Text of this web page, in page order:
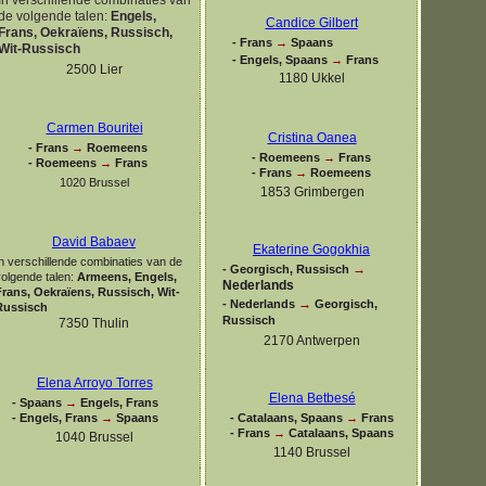
volgende talen: Engels,
Oekraïens, Russisch,
Russisch
2500 Lier
Carmen Bouritei
- Frans → Roemeens
- Roemeens → Frans
1020 Brussel
David Babaev
verschillende combinaties van de
talen: Armeens, Engels,
Oekraïens, Russisch, Wit-
7350 Thulin
Elena Arroyo Torres
- Spaans → Engels, Frans
- Engels, Frans → Spaans
1040 Brussel
Candice Gilbert
- Frans → Spaans
- Engels, Spaans → Frans
1180 Ukkel
Cristina Oanea
- Roemeens → Frans
- Frans → Roemeens
1853 Grimbergen
Ekaterine Gogokhia
- Georgisch, Russisch →
Nederlands
- Nederlands → Georgisch,
Russisch
2170 Antwerpen
Elena Betbesé
- Catalaans, Spaans → Frans
- Frans → Catalaans, Spaans
1140 Brussel